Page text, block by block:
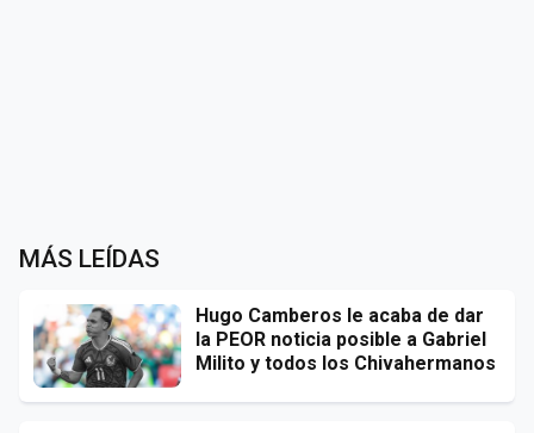
MÁS LEÍDAS
Hugo Camberos le acaba de dar
la PEOR noticia posible a Gabriel
Milito y todos los Chivahermanos